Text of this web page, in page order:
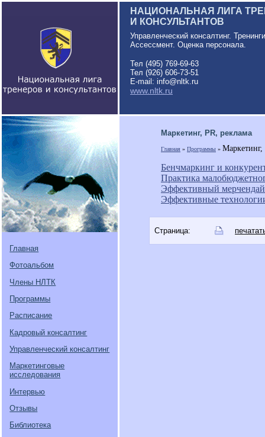
НАЦИОНАЛЬНАЯ ЛИГА
И КОНСУЛЬТАНТОВ
Управленческий консалтинг.
Ассессмент. Оценка персонала.
Тел (495) 769-69-63
Тел (926) 606-73-51
E-mail: info@nltk.ru
www.nltk.ru
Главная
Фотоальбом
Члены НЛТК
Программы
Расписание
Кадровый консалтинг
Управленческий консалтинг
Маркетинговые
исследования
Интервью
Отзывы
Библиотека
Маркетинг, PR, реклама
Главная » Программы » Маркетинг,
Бенчмаркинг и
Практика
Эффективный
Эффективные
Страница: